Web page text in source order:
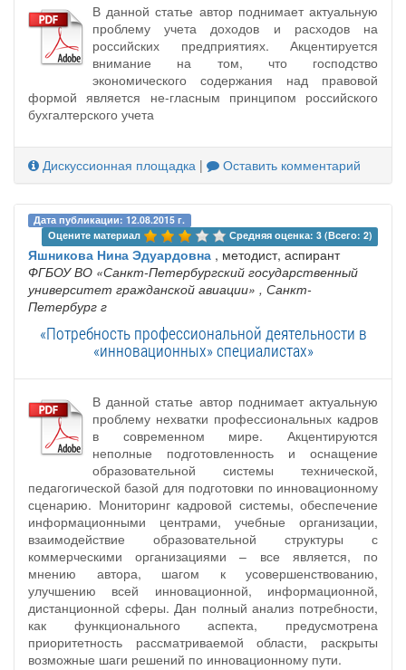
В данной статье автор поднимает актуальную
проблему учета доходов и расходов на
российских предприятиях. Акцентируется
внимание на том, что господство
экономического содержания над правовой
формой является не-гласным принципом российского
бухгалтерского учета
Дискуссионная площадка | Оставить комментарий
Дата публикации: 12.08.2015 г.
Оцените материал
Средняя оценка: 3 (Всего: 2)
Яшникова Нина Эдуардовна , методист, аспирант
ФГБОУ ВО «Санкт-Петербургский государственный
университет гражданской авиации» , Санкт-
Петербург г
«Потребность профессиональной деятельности в
«инновационных» специалистах»
В данной статье автор поднимает актуальную
проблему нехватки профессиональных кадров
в современном мире. Акцентируются
неполные подготовленность и оснащение
образовательной системы технической,
педагогической базой для подготовки по инновационному
сценарию. Мониторинг кадровой системы, обеспечение
информационными центрами, учебные организации,
взаимодействие образовательной структуры с
коммерческими организациями – все является, по
мнению автора, шагом к усовершенствованию,
улучшению всей инновационной, информационной,
дистанционной сферы. Дан полный анализ потребности,
как функционального аспекта, предусмотрена
приоритетность рассматриваемой области, раскрыты
возможные шаги решений по инновационному пути.